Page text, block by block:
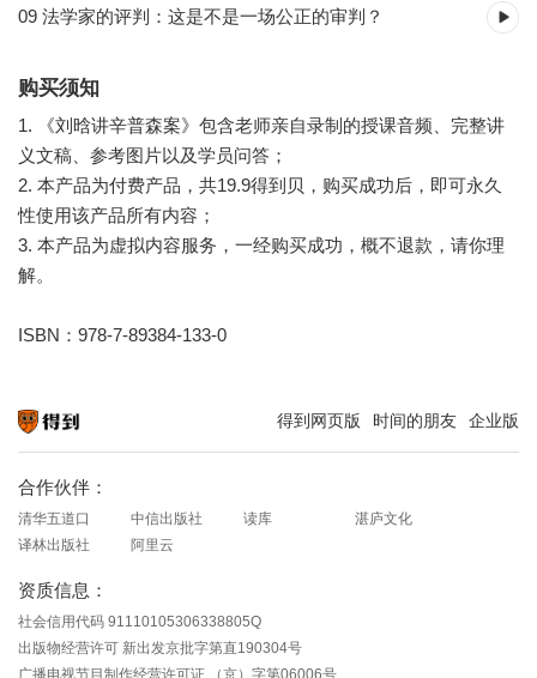
09 法学家的评判：这是不是一场公正的审判？
购买须知
1. 《刘晗讲辛普森案》包含老师亲自录制的授课音频、完整讲
义文稿、参考图片以及学员问答；
2. 本产品为付费产品，共19.9得到贝，购买成功后，即可永久
性使用该产品所有内容；
3. 本产品为虚拟内容服务，一经购买成功，概不退款，请你理
解。
ISBN：978-7-89384-133-0
得到网页版 时间的朋友 企业版
合作伙伴：
清华五道口 中信出版社 读库
湛庐文化
译林出版社
阿里云
资质信息：
社会信用代码 91110105306338805Q
出版物经营许可 新出发京批字第直190304号
广播电视节目制作经营许可证 （京）字第06006号